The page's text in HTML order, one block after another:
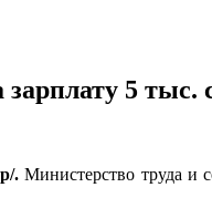
5 тыс.
. Министерство труда и